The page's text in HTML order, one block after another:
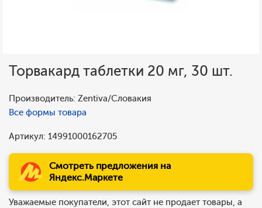
Торвакард таблетки 20 мг, 30 шт.
Производитель: Zentiva/Словакия
Все формы товара
Артикул: 14991000162705
Смотреть предложения на
Яндекс.Маркете
Уважаемые покупатели, этот сайт не продает товары, а